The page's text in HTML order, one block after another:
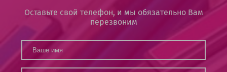
Оставьте свой телефон, и мы обязательно Вам
перезвоним